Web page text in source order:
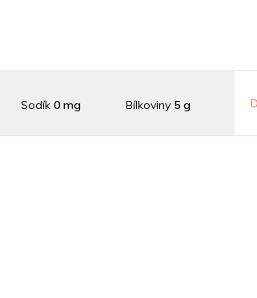
Sodík 0 mg Bílkoviny 5 g